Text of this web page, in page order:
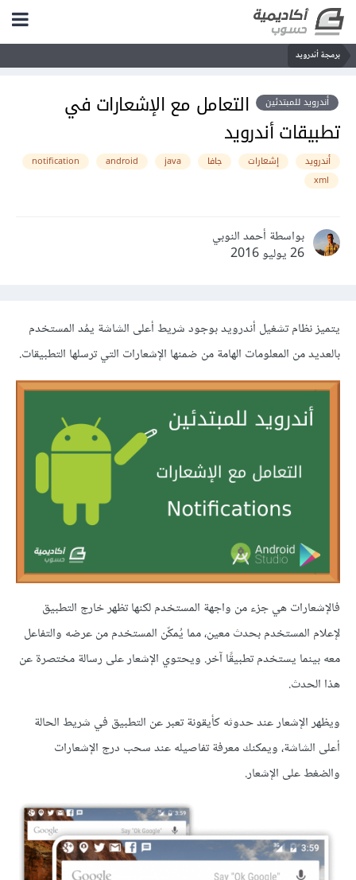
برمجة أندرويد
أندرويد للمبتدئين
التعامل مع الإشعارات في
تطبيقات أندرويد
أندرويد إشعارات جافا java
android
notification
xml
بواسطة أحمد النوبي
26 يوليو 2016
يتميز نظام تشغيل أندرويد بوجود شريط أعلى الشاشة يمُد المستخدم
بالعديد من المعلومات الهامة من ضمنها الإشعارات التي ترسلها التطبيقات.
فالإشعارات هي جزء من واجهة المستخدم لكنها تظهر خارج التطبيق
لإعلام المستخدم بحدث معين، مما يُمكّن المستخدم من عرضه والتفاعل
معه بينما يستخدم تطبيقًا آخر. ويحتوي الإشعار على رسالة مختصرة عن
هذا الحدث.
ويظهر الإشعار عند حدوثه كأيقونة تعبر عن التطبيق في شريط الحالة
أعلى الشاشة، ويمكنك معرفة تفاصيله عند سحب درج الإشعارات
والضغط على الإشعار.